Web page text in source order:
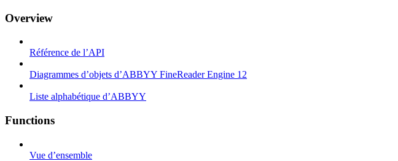
Overview
Référence de l’API
Diagrammes d’objets d’ABBYY FineReader Engine 12
Liste alphabétique d’ABBYY
Functions
Vue d’ensemble